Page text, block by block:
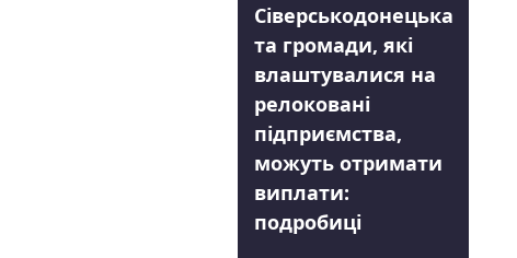
Сіверськодонецька
та громади, які
влаштувалися на
релоковані
підприємства,
можуть отримати
виплати:
подробиці